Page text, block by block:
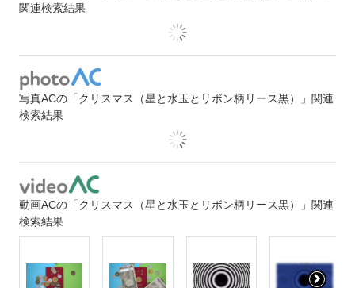
関連検索結果
写真ACの「クリスマス（星と水玉とリボン柄リース黒）」関連
検索結果
動画ACの「クリスマス（星と水玉とリボン柄リース黒）」関連
検索結果